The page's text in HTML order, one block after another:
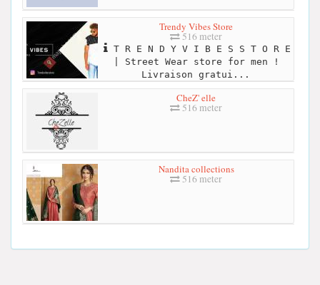
Trendy Vibes Store
516 meter
T R E N D Y V I B E S S T O R E
| Street Wear store for men !
Livraison gratui...
CheZ' elle
516 meter
Nandita collections
516 meter